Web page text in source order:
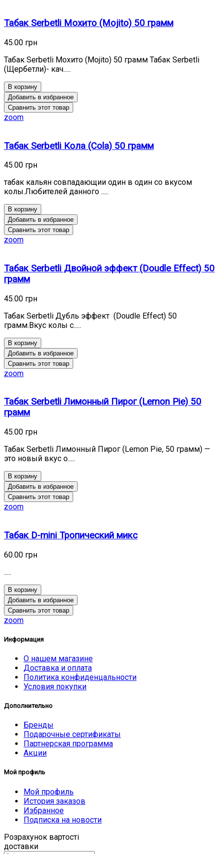
Табак Serbetli Мохито (Mojito) 50 грамм
45.00 грн
Табак Serbetli Мохито (Mojito) 50 грамм Табак Serbetli
(Щербетли)- кач.....
В корзину
Добавить в избранное
Сравнить этот товар
zoom
Табак Serbetli Кола (Cola) 50 грамм
45.00 грн
табак кальян совпадающии один в один со вкусом
колы.Любителей данного .....
В корзину
Добавить в избранное
Сравнить этот товар
zoom
Табак Serbetli Двойной эффект (Doudle Effect) 50
грамм
45.00 грн
Табак Serbetli Дубль эффект (Doudle Effect) 50
грамм.Вкус колы с.....
В корзину
Добавить в избранное
Сравнить этот товар
zoom
Табак Serbetli Лимонный Пирог (Lemon Pie) 50
грамм
45.00 грн
Табак Serbetli Лимонный Пирог (Lemon Pie, 50 грамм) —
это новый вкус о.....
В корзину
Добавить в избранное
Сравнить этот товар
zoom
Табак D-mini Тропический микс
60.00 грн
.....
В корзину
Добавить в избранное
Сравнить этот товар
zoom
Информация
О нашем магазине
Доставка и оплата
Политика конфиденцальности
Условия покупки
Дополнительно
Бренды
Подарочные сертификаты
Партнерская программа
Акции
Мой профиль
Мой профиль
История заказов
Избранное
Подписка на новости
Розрахунок вартості
доставки